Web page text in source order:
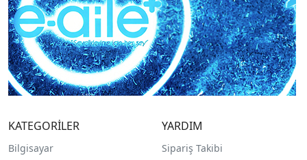
KATEGORİLER
Bilgisayar
YARDIM
Sipariş Takibi